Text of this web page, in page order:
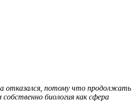
отказался, потому что продолжать
биология как сфера